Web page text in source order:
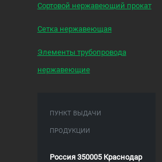
Сортовой нержавеющий прокат
Сетка нержавеющая
Элементы трубопровода
нержавеющие
ПУНКТ ВЫДАЧИ
ПРОДУКЦИИ
Россия 350005 Краснодар